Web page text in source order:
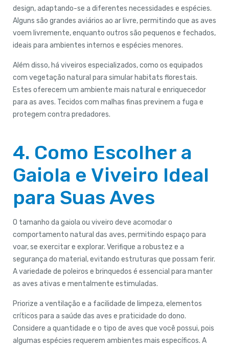
design, adaptando-se a diferentes necessidades e espécies.
Alguns são grandes aviários ao ar livre, permitindo que as aves
voem livremente, enquanto outros são pequenos e fechados,
ideais para ambientes internos e espécies menores.
Além disso, há viveiros especializados, como os equipados
com vegetação natural para simular habitats florestais.
Estes oferecem um ambiente mais natural e enriquecedor
para as aves. Tecidos com malhas finas previnem a fuga e
protegem contra predadores.
4. Como Escolher a
Gaiola e Viveiro Ideal
para Suas Aves
O tamanho da gaiola ou viveiro deve acomodar o
comportamento natural das aves, permitindo espaço para
voar, se exercitar e explorar. Verifique a robustez e a
segurança do material, evitando estruturas que possam ferir.
A variedade de poleiros e brinquedos é essencial para manter
as aves ativas e mentalmente estimuladas.
Priorize a ventilação e a facilidade de limpeza, elementos
críticos para a saúde das aves e praticidade do dono.
Considere a quantidade e o tipo de aves que você possui, pois
algumas espécies requerem ambientes mais específicos. A